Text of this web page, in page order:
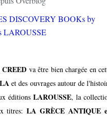
CREED va être bien chargée en
et des ouvrages autour de
éditionsLAROUSSE, la
titres:LA GRÈCE ANTIQUE